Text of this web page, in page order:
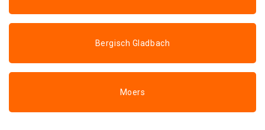
Bergisch Gladbach
Moers